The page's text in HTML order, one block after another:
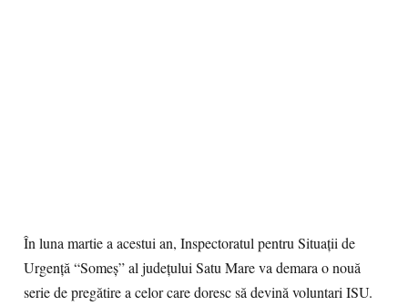
În luna martie a acestui an, Inspectoratul pentru Situații de
Urgență “Someș” al județului Satu Mare va demara o nouă
serie de pregătire a celor care doresc să devină voluntari ISU.